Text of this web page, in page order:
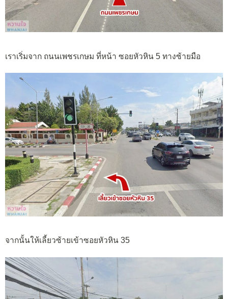
เราเริ่มจาก ถนนเพชรเกษม ที่หน้า ซอยหัวหิน 5 ทางซ้ายมือ
จากนั้นให้เลี้ยวซ้ายเข้าซอยหัวหิน 35